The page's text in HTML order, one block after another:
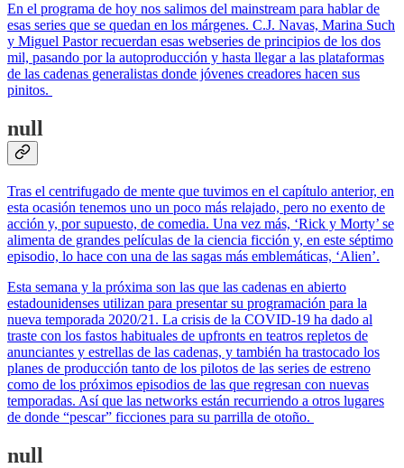
En el programa de hoy nos salimos del mainstream para hablar de
esas series que se quedan en los márgenes. C.J. Navas, Marina Such
y Miguel Pastor recuerdan esas webseries de principios de los dos
mil, pasando por la autoproducción y hasta llegar a las plataformas
de las cadenas generalistas donde jóvenes creadores hacen sus
pinitos.
null
Tras el centrifugado de mente que tuvimos en el capítulo anterior, en
esta ocasión tenemos uno un poco más relajado, pero no exento de
acción y, por supuesto, de comedia. Una vez más, ‘Rick y Morty’ se
alimenta de grandes películas de la ciencia ficción y, en este séptimo
episodio, lo hace con una de las sagas más emblemáticas, ‘Alien’.
Esta semana y la próxima son las que las cadenas en abierto
estadounidenses utilizan para presentar su programación para la
nueva temporada 2020/21. La crisis de la COVID-19 ha dado al
traste con los fastos habituales de upfronts en teatros repletos de
anunciantes y estrellas de las cadenas, y también ha trastocado los
planes de producción tanto de los pilotos de las series de estreno
como de los próximos episodios de las que regresan con nuevas
temporadas. Así que las networks están recurriendo a otros lugares
de donde “pescar” ficciones para su parrilla de otoño.
null